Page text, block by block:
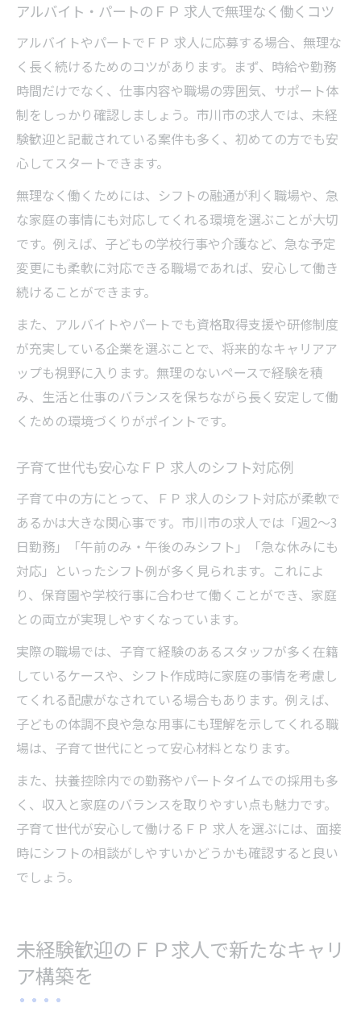
アルバイト・パートのＦＰ 求人で無理なく働くコツ
アルバイトやパートでＦＰ 求人に応募する場合、無理な
く長く続けるためのコツがあります。まず、時給や勤務
時間だけでなく、仕事内容や職場の雰囲気、サポート体
制をしっかり確認しましょう。市川市の求人では、未経
験歓迎と記載されている案件も多く、初めての方でも安
心してスタートできます。
無理なく働くためには、シフトの融通が利く職場や、急
な家庭の事情にも対応してくれる環境を選ぶことが大切
です。例えば、子どもの学校行事や介護など、急な予定
変更にも柔軟に対応できる職場であれば、安心して働き
続けることができます。
また、アルバイトやパートでも資格取得支援や研修制度
が充実している企業を選ぶことで、将来的なキャリアア
ップも視野に入ります。無理のないペースで経験を積
み、生活と仕事のバランスを保ちながら長く安定して働
くための環境づくりがポイントです。
子育て世代も安心なＦＰ 求人のシフト対応例
子育て中の方にとって、ＦＰ 求人のシフト対応が柔軟で
あるかは大きな関心事です。市川市の求人では「週2～3
日勤務」「午前のみ・午後のみシフト」「急な休みにも
対応」といったシフト例が多く見られます。これによ
り、保育園や学校行事に合わせて働くことができ、家庭
との両立が実現しやすくなっています。
実際の職場では、子育て経験のあるスタッフが多く在籍
しているケースや、シフト作成時に家庭の事情を考慮し
てくれる配慮がなされている場合もあります。例えば、
子どもの体調不良や急な用事にも理解を示してくれる職
場は、子育て世代にとって安心材料となります。
また、扶養控除内での勤務やパートタイムでの採用も多
く、収入と家庭のバランスを取りやすい点も魅力です。
子育て世代が安心して働けるＦＰ 求人を選ぶには、面接
時にシフトの相談がしやすいかどうかも確認すると良い
でしょう。
未経験歓迎のＦＰ求人で新たなキャリ
ア構築を